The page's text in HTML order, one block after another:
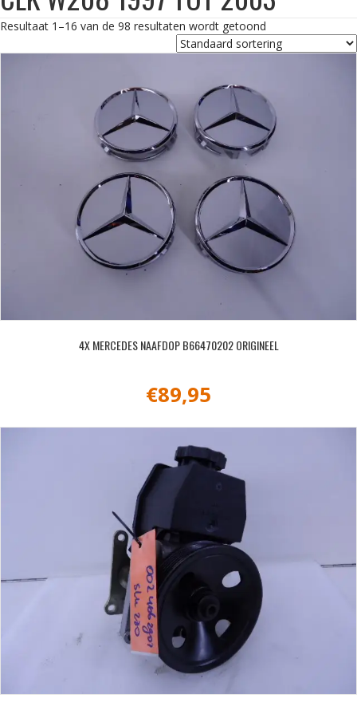
Resultaat 1–16 van de 98 resultaten wordt getoond
4X MERCEDES NAAFDOP B66470202 ORIGINEEL
€89,95